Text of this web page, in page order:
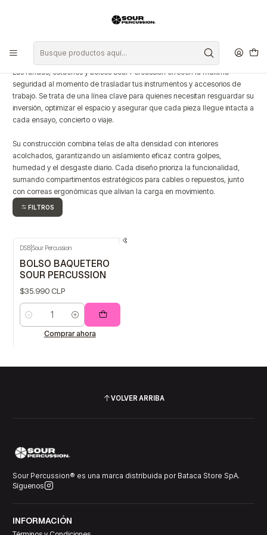
Fundas, Estuches y Bolsos
Las fundas, estuches y bolsos Sour Percussion ofrecen la máxima
seguridad al momento de trasladar tus instrumentos y accesorios de
trabajo. Se trata de una línea clave para quienes necesitan resguardar su
inversión, optimizar el espacio y asegurar que cada pieza llegue intacta a
cada ensayo, concierto o viaje.
Su construcción combina telas de alta densidad con interiores
acolchados, garantizando un aislamiento eficaz contra golpes,
humedad y el desgaste diario. Cada diseño prioriza la funcionalidad,
sumando compartimentos estratégicos para cables o repuestos, junto
con correas ergonómicas que alivian la carga en movimiento.
FILTROS
DSB| Sour Percussion
BOLSO BAQUETERO
SOUR PERCUSSION
$35.990 CLP
Cantidad
Comprar ahora
VOLVER ARRIBA
Sour Percussion® es una marca distribuida por Bataca Store SpA.
Síguenos
INFORMACIÓN